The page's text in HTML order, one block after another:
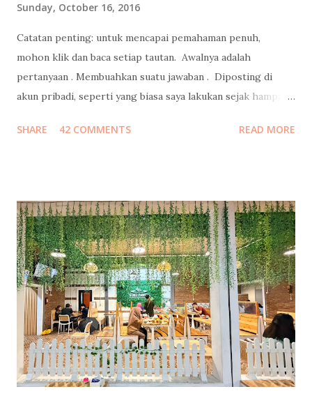
Sunday, October 16, 2016
Catatan penting: untuk mencapai pemahaman penuh,
mohon klik dan baca setiap tautan. Awalnya adalah
pertanyaan . Membuahkan suatu jawaban . Diposting di
akun pribadi, seperti yang biasa saya lakukan sejak hampir
Facebook. Jawaban yang juga autopost ke facebook itu
media online mengcopas ditambah clickbaits. Tidak ada
media yang mewawancara saya terlebih dahulu ke saya
kecuali satu media yang menghasilkan tulisan berkelas
dengan data komprehensif ini . Well, ada juga yang sempat
email ke saya untuk meminta wawancara, tapi belum sempat
saya jawab, sudah menurunkan berita duluan selang sejam
setelah saya posting foto di bustrans Jakarta . Selebihnya...
Tidak ada yang konfirmasi terlebih d...
SHARE 42 COMMENTS READ MORE